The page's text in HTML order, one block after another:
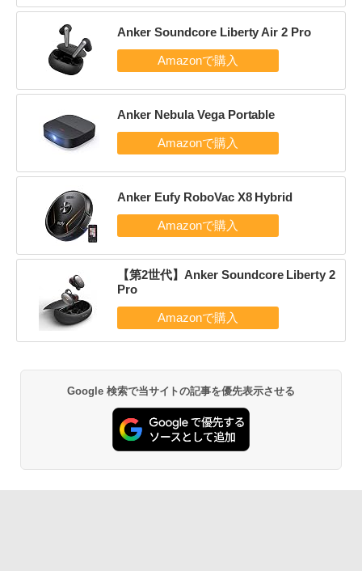
Anker Soundcore Liberty Air 2 Pro
Anker Nebula Vega Portable
Anker Eufy RoboVac X8 Hybrid
【第2世代】Anker Soundcore Liberty 2
Pro
Google 検索で当サイトの記事を優先表示させる